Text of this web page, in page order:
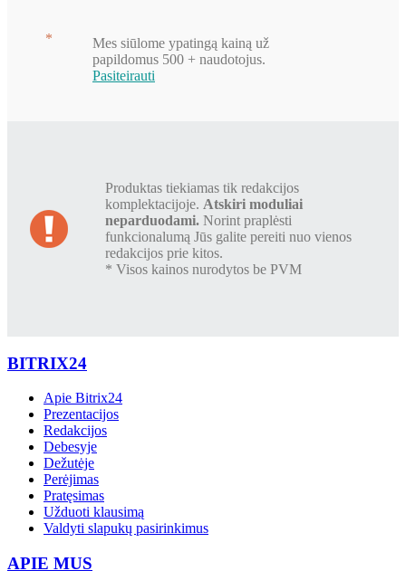
*
Мes siūlome ypatingą kainą už
papildomus 500 + naudotojus.
Pasiteirauti
Produktas tiekiamas tik redakcijos
komplektacijoje. Atskiri moduliai
neparduodami. Norint praplėsti
funkcionalumą Jūs galite pereiti nuo vienos
redakcijos prie kitos.
* Visos kainos nurodytos be PVM
BITRIX24
Apie Bitrix24
Prezentacijos
Redakcijos
Debesyje
Dežutėje
Perėjimas
Pratęsimas
Užduoti klausimą
Valdyti slapukų pasirinkimus
APIE MUS